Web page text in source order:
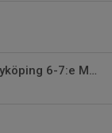
Anmälan till Vintersportspelen i Nyköping 6-7:e Mars